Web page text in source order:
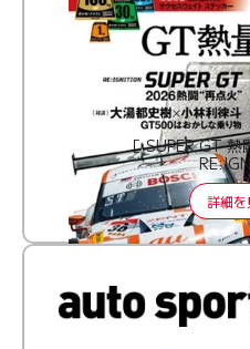
［ SUPER GT 熱
詳細を